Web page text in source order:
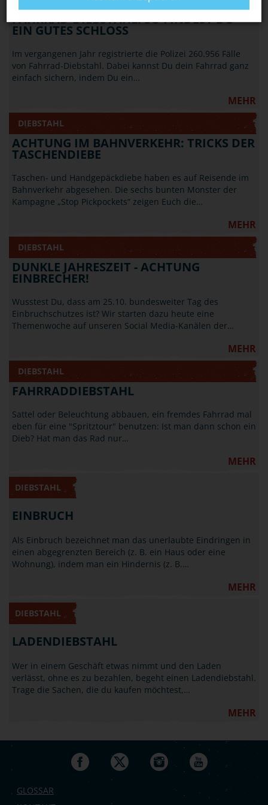
FAHRRAD-DIEBSTAHL: SO FINDEST DU
EIN GUTES SCHLOSS
Im vergangenen Jahr registrierte die Polizei 260.956 Fälle
von Fahrrad-Diebstahl. Dabei kannst Du dein Fahrrad ganz
einfach sichern, indem Du ein…
MEHR
DIEBSTAHL
ACHTUNG IM BAHNVERKEHR: TRICKS DER
TASCHENDIEBE
Taschen- und Handgepäckdiebe haben es auf Reisende im
Bahnverkehr abgesehen. Die sechs bunten Monster der
Kampagne „Stop Pickpockets“ zeigen Euch die…
MEHR
DIEBSTAHL
DUNKLE JAHRESZEIT - ACHTUNG
EINBRECHER!
Wusstest Du, dass am 25.10. bundesweiter Tag des
Einbruchschutzes ist? Wir starten dazu heute eine
Themenwoche auf unseren Social Media-Kanälen der…
MEHR
DIEBSTAHL
FAHRRADDIEBSTAHL
Sattel oder Beleuchtung abbauen, ein fremdes Fahrrad mal
eben für eine "Spritztour" benutzen: Ist man dann schon ein
Dieb? Hat man das Rad nur…
MEHR
DIEBSTAHL
EINBRUCH
Als Einbruch bezeichnet man das unerlaubte Eindringen in
einen abgegrenzten Bereich (z. B. ein Haus oder eine
Wohnung), indem man ein Hindernis (z. B.…
MEHR
DIEBSTAHL
LADENDIEBSTAHL
Wer in einem Geschäft etwas nimmt und den Laden
verlässt, ohne es zu bezahlen, begeht einen Ladendiebstahl.
Trage die Sachen, die du kaufen möchtest,…
MEHR
GLOSSAR